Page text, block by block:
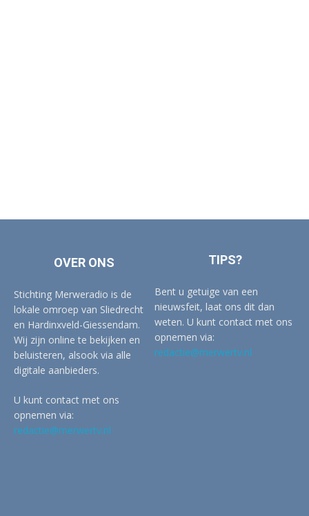
OVER ONS
Stichting Merweradio is de
lokale omroep van Sliedrecht
en Hardinxveld-Giessendam.
Wij zijn online te bekijken en
beluisteren, alsook via alle
digitale aanbieders.
U kunt contact met ons
opnemen via:
redactie@merwertv.nl
TIPS?
Bent u getuige van een
nieuwsfeit, laat ons dit dan
weten. U kunt contact met ons
opnemen via:
redactie@merwertv.nl